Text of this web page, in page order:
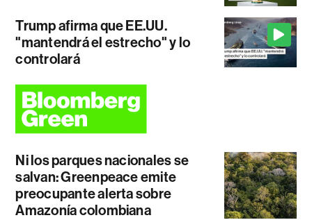
Trump afirma que EE.UU.
"mantendrá el estrecho" y lo
controlará
Ni los parques nacionales se
salvan: Greenpeace emite
preocupante alerta sobre
Amazonía colombiana